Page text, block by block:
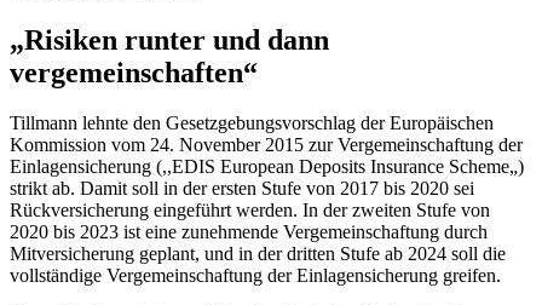
„Risiken runter und dann
vergemeinschaften“
Tillmann lehnte den Gesetzgebungsvorschlag der Europäischen
Kommission vom 24. November 2015 zur Vergemeinschaftung der
Einlagensicherung (,,EDIS European Deposits Insurance Scheme„)
strikt ab. Damit soll in der ersten Stufe von 2017 bis 2020 sei
Rückversicherung eingeführt werden. In der zweiten Stufe von
2020 bis 2023 ist eine zunehmende Vergemeinschaftung durch
Mitversicherung geplant, und in der dritten Stufe ab 2024 soll die
vollständige Vergemeinschaftung der Einlagensicherung greifen.